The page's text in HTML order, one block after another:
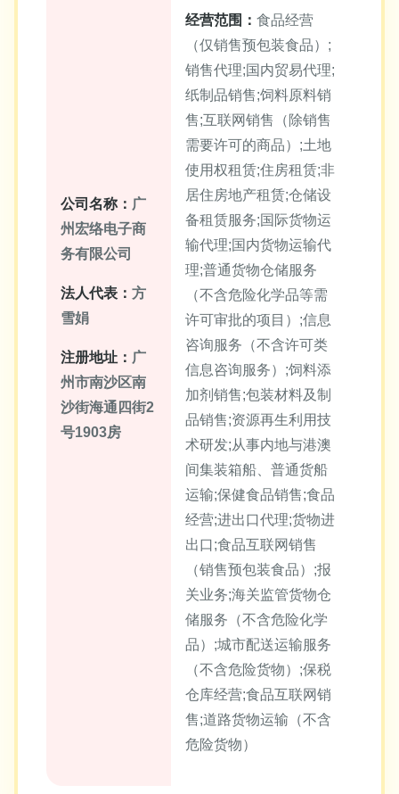
公司名称： 广
州宏络电子商
务有限公司
法人代表： 方
雪娟
注册地址： 广
州市南沙区南
沙街海通四街2
号1903房
经营范围： 食品经营
（仅销售预包装食品）;
销售代理;国内贸易代理;
纸制品销售;饲料原料销
售;互联网销售（除销售
需要许可的商品）;土地
使用权租赁;住房租赁;非
居住房地产租赁;仓储设
备租赁服务;国际货物运
输代理;国内货物运输代
理;普通货物仓储服务
（不含危险化学品等需
许可审批的项目）;信息
咨询服务（不含许可类
信息咨询服务）;饲料添
加剂销售;包装材料及制
品销售;资源再生利用技
术研发;从事内地与港澳
间集装箱船、普通货船
运输;保健食品销售;食品
经营;进出口代理;货物进
出口;食品互联网销售
（销售预包装食品）;报
关业务;海关监管货物仓
储服务（不含危险化学
品）;城市配送运输服务
（不含危险货物）;保税
仓库经营;食品互联网销
售;道路货物运输（不含
危险货物）